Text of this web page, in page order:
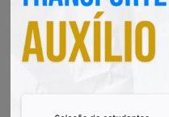
Radar